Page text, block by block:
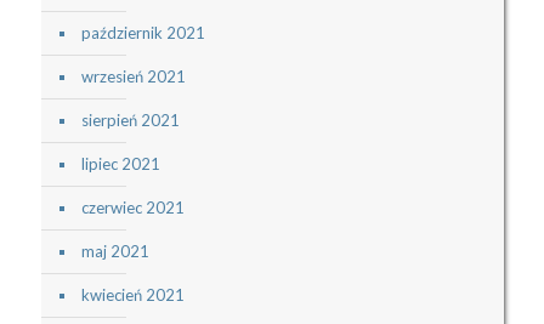
październik 2021
wrzesień 2021
sierpień 2021
lipiec 2021
czerwiec 2021
maj 2021
kwiecień 2021